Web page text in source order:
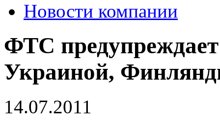
Новости компании
ФТС
Украиной,
14.07.2011